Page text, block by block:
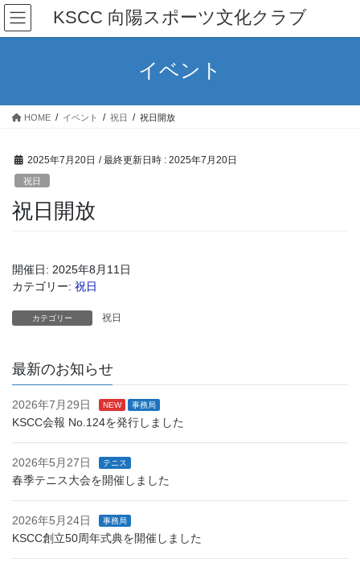
コ
ン
テ
ス
ナ
ビ
ゲ
ン
KSCC 向陽スポーツ文化クラブ
イベント
HOME イベント 祝日 祝日開放
2025年7月20日 / 最終更新日時 : 2025年7月20日
祝日
祝日開放
開催日: 2025年8月11日
カテゴリー: 祝日
カテゴリー 祝日
最新のお知らせ
2026年7月29日 NEW 事務局
KSCC会報 No.124を発行しました
2026年5月27日 テニス
春季テニス大会を開催しました
2026年5月24日 事務局
KSCC創立50周年式典を開催しました